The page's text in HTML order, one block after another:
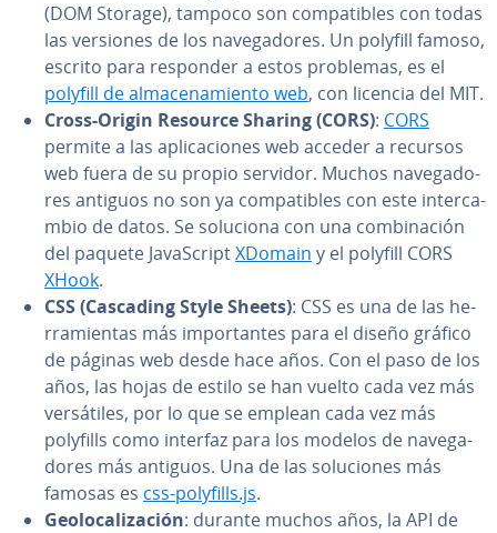
(DOM Storage), tampoco son co­m­pa­ti­bles con todas
las versiones de los na­ve­ga­do­res. Un polyfill famoso,
escrito para responder a estos problemas, es el
polyfill de al­ma­ce­na­mie­n­to web, con licencia del MIT.
Cross-Origin Resource Sharing (CORS): CORS
permite a las apli­ca­cio­nes web acceder a recursos
web fuera de su propio servidor. Muchos na­ve­ga­do­
res antiguos no son ya co­m­pa­ti­bles con este in­te­r­ca­
m­bio de datos. Se soluciona con una co­m­bi­na­ción
del paquete Ja­va­S­cri­ptXDomain y el polyfill CORS
XHook.
CSS (Cascading Style Sheets): CSS es una de las he­
rra­mie­n­tas más im­po­r­ta­n­tes para el diseño gráfico
de páginas web desde hace años. Con el paso de los
años, las hojas de estilo se han vuelto cada vez más
ve­r­sá­ti­les, por lo que se emplean cada vez más
polyfills como interfaz para los modelos de na­ve­ga­
do­res más antiguos. Una de las so­lu­cio­nes más
famosas es css-polyfills.js.
Geo­lo­ca­li­za­ción: durante muchos años, la API de